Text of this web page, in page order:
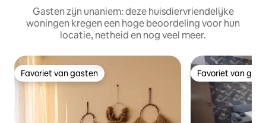
Gasten zijn unaniem: deze huisdiervriendelijke
woningen kregen een hoge beoordeling voor hun
locatie, netheid en nog veel meer.
Favoriet van gasten
Favoriet van gasten Favoriet van
Favoriet van